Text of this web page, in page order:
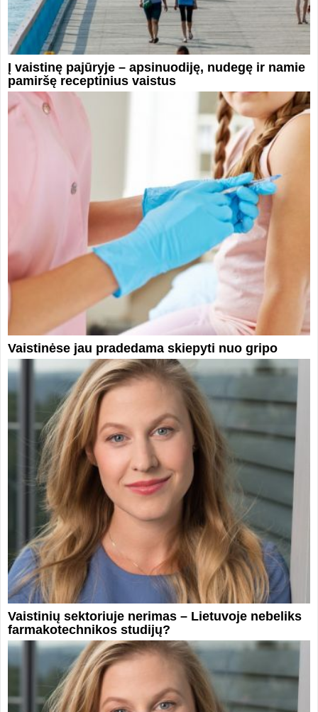
Į vaistinę pajūryje – apsinuodiję, nudegę ir namie
pamiršę receptinius vaistus
Vaistinėse jau pradedama skiepyti nuo gripo
Vaistinių sektoriuje nerimas – Lietuvoje nebeliks
farmakotechnikos studijų?